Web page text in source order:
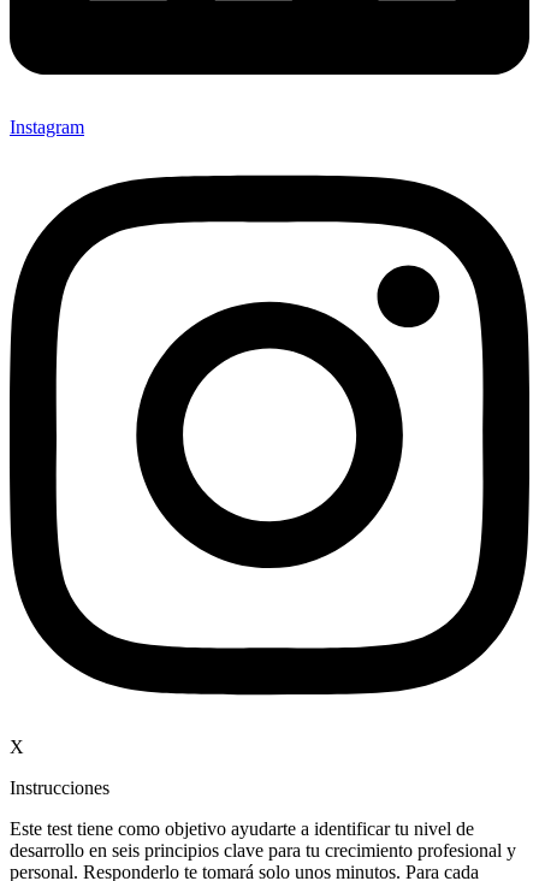
Instagram
X
Instrucciones
Este test tiene como objetivo ayudarte a identificar tu nivel de
desarrollo en seis principios clave para tu crecimiento profesional y
personal. Responderlo te tomará solo unos minutos. Para cada